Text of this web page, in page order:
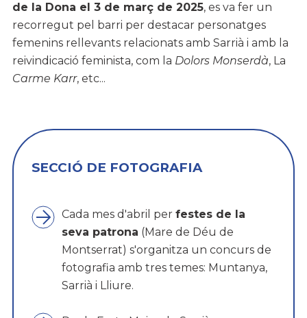
de la Dona el 3 de març de 2025, es va fer un
recorregut pel barri per destacar personatges
femenins rellevants relacionats amb Sarrià i amb la
reivindicació feminista, com la Dolors Monserdà, La
Carme Karr, etc...
SECCIÓ DE FOTOGRAFIA
Cada mes d'abril per festes de la
seva patrona (Mare de Déu de
Montserrat) s'organitza un concurs de
fotografia amb tres temes: Muntanya,
Sarrià i Lliure.